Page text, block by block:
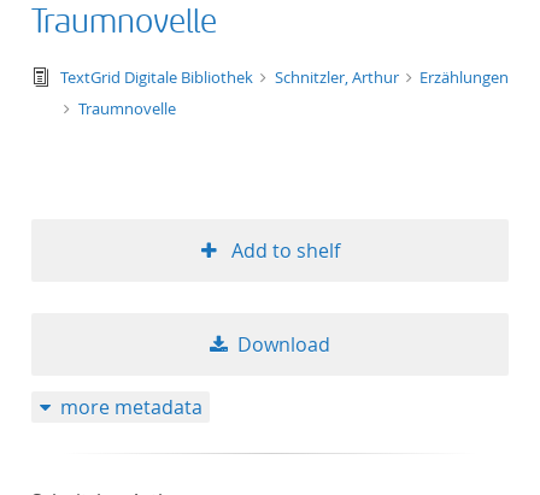
Traumnovelle
text/tg.edition+tg.aggregation+xml
TextGrid Digitale Bibliothek Schnitzler, Arthur
Erzählungen
Traumnovelle
Add to shelf
Download
more metadata